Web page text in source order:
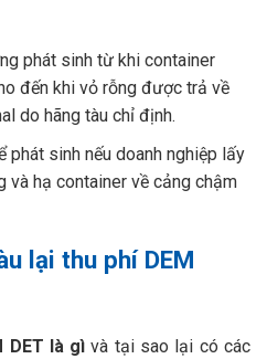
phát sinh từ khi container
đến khi vỏ rỗng được trả về
do hãng tàu chỉ định.
phát sinh nếu doanh nghiệp lấy
và hạ container về cảng chậm
lại thu phí DEM
DET là gì và tại sao lại có các